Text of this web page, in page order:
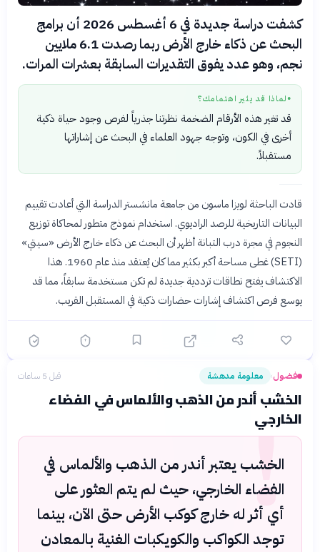
كشفت دراسة جديدة في 6 أغسطس 2026 أن برامج
البحث عن ذكاء خارج الأرض ربما رصدت 6.1 ملايين
نجم، وهو عدد يفوق التقديرات السابقة بعشرات المرات.
● لماذا قد يثير اهتمامك؟
قد تغير هذه الأرقام الضخمة نظرتنا جذرياً لفرص وجود حياة ذكية
أخرى في الكون، وتوجه جهود العلماء في البحث عن إشاراتها
مستقبلاً.
قادت الباحثة لويزا ماسون من جامعة مانشستر الدراسة التي أعادت تقييم
البيانات التاريخية للرصد الراديوي. استخدام نموذج متطور لمحاكاة توزيع
النجوم في مجرة درب التبانة أظهر أن البحث عن ذكاء خارج الأرض «سيتي»
(SETI) غطى مساحة أكبر بكثير مما كان يُعتقد منذ عام 1960. هذا
الاكتشاف يفتح نطاقات ترددية جديدة لم تكن مستخدمة سابقاً، مما قد
يوسع فرص اكتشاف إشارات حضارات ذكية في المستقبل القريب.
فضول› معلومة مدهشة قبل 5 ساعات
الخشب أندر من الذهب والألماس في الفضاء
الخارجي
!
الخشب يعتبر أندر من الذهب والألماس في
الفضاء الخارجي، حيث لم يتم العثور على
أي أثر له خارج كوكب الأرض حتى الآن، بينما
توجد الكواكب والكويكبات الغنية بالمعادن